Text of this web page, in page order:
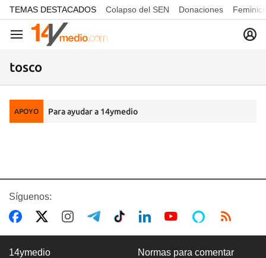
common.go-to-content
TEMAS DESTACADOS Colapso del SEN Donaciones
Navegación
tosco
APOYO Para ayudar a 14ymedio
Síguenos:
14ymedio Normas para comentar